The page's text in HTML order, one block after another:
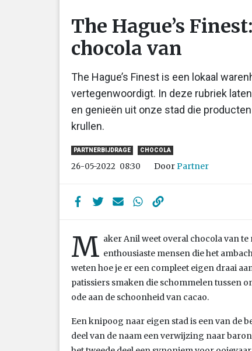
The Hague’s
chocola van
The Hague’s Finest is een lokaal
vertegenwoordigt. In deze rubriek
en genieën uit onze stad die
krullen.
PARTNERBIJDRAGE CHOCOLA
26-05-2022 08:30 Door Partner
M aker Anil weet overal chocola van
enthousiaste mensen die het
weten hoe je er een compleet eigen draai
patissiers smaken die schommelen tussen
ode aan de schoonheid van cacao.
Een knipoog naar eigen stad is een van de
deel van de naam een verwijzing naar